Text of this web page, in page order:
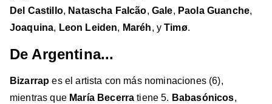
Del Castillo, Natascha Falcão, Gale, Paola Guanche,
Joaquina, Leon Leiden, Maréh, yTimø.
De Argentina...
Bizarrap es el artista con más nominaciones (6),
mientras queMaría Becerra tiene 5. Babasónicos,